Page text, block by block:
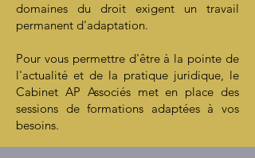
domaines du droit exigent un travail
permanent d'adaptation.
Pour vous permettre d'être à la pointe de
l'actualité et de la pratique juridique, le
Cabinet AP Associés met en place des
sessions de formations adaptées à vos
besoins.